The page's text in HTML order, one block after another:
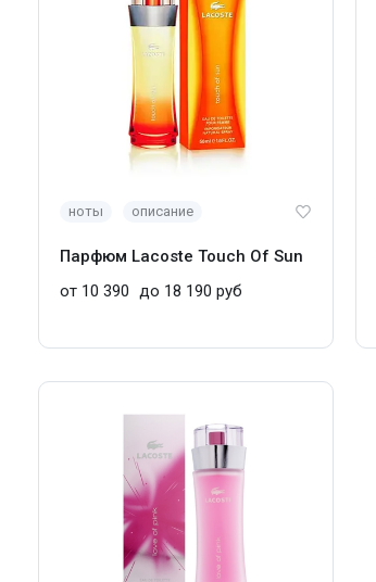
ноты описание
Парфюм Lacoste Touch Of Sun
от 10 390 до 18 190 руб